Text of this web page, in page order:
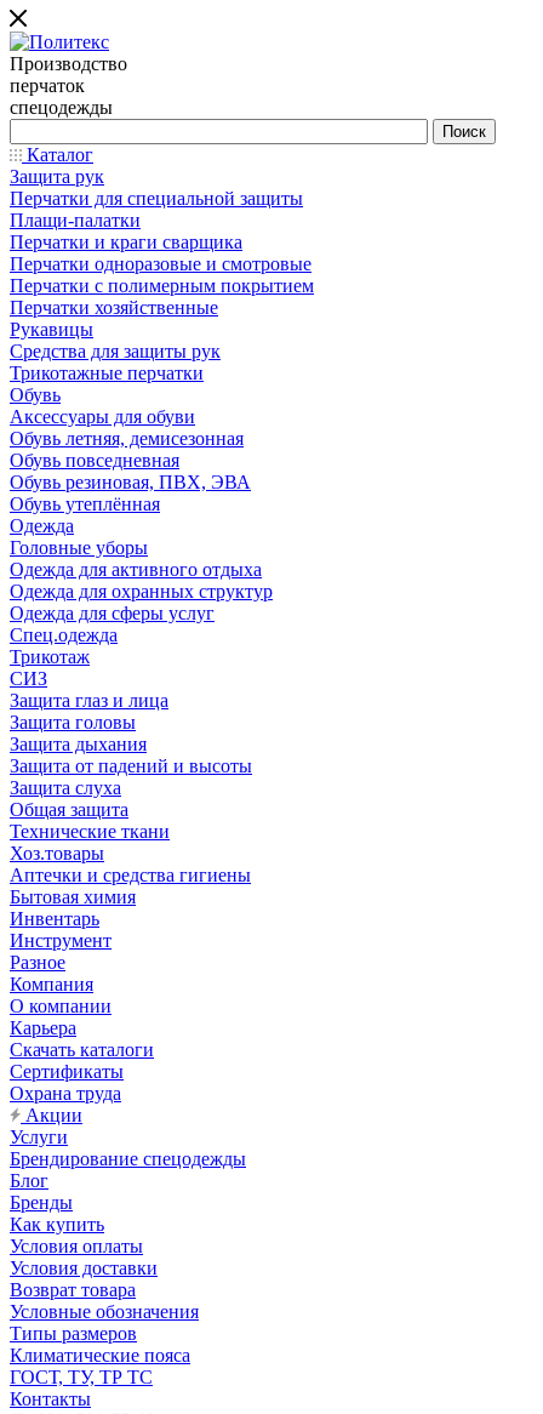
Производство
перчаток
спецодежды
Каталог
Защита рук
Перчатки для специальной защиты
Плащи-палатки
Перчатки и краги сварщика
Перчатки одноразовые и смотровые
Перчатки с полимерным покрытием
Перчатки хозяйственные
Рукавицы
Средства для защиты рук
Трикотажные перчатки
Обувь
Аксессуары для обуви
Обувь летняя, демисезонная
Обувь повседневная
Обувь резиновая, ПВХ, ЭВА
Обувь утеплённая
Одежда
Головные уборы
Одежда для активного отдыха
Одежда для охранных структур
Одежда для сферы услуг
Спец.одежда
Трикотаж
СИЗ
Защита глаз и лица
Защита головы
Защита дыхания
Защита от падений и высоты
Защита слуха
Общая защита
Технические ткани
Хоз.товары
Аптечки и средства гигиены
Бытовая химия
Инвентарь
Инструмент
Разное
Компания
О компании
Карьера
Cкачать каталоги
Сертификаты
Охрана труда
Акции
Услуги
Брендирование спецодежды
Блог
Бренды
Как купить
Условия оплаты
Условия доставки
Возврат товара
Условные обозначения
Типы размеров
Климатические пояса
ГОСТ, ТУ, ТР ТС
Контакты